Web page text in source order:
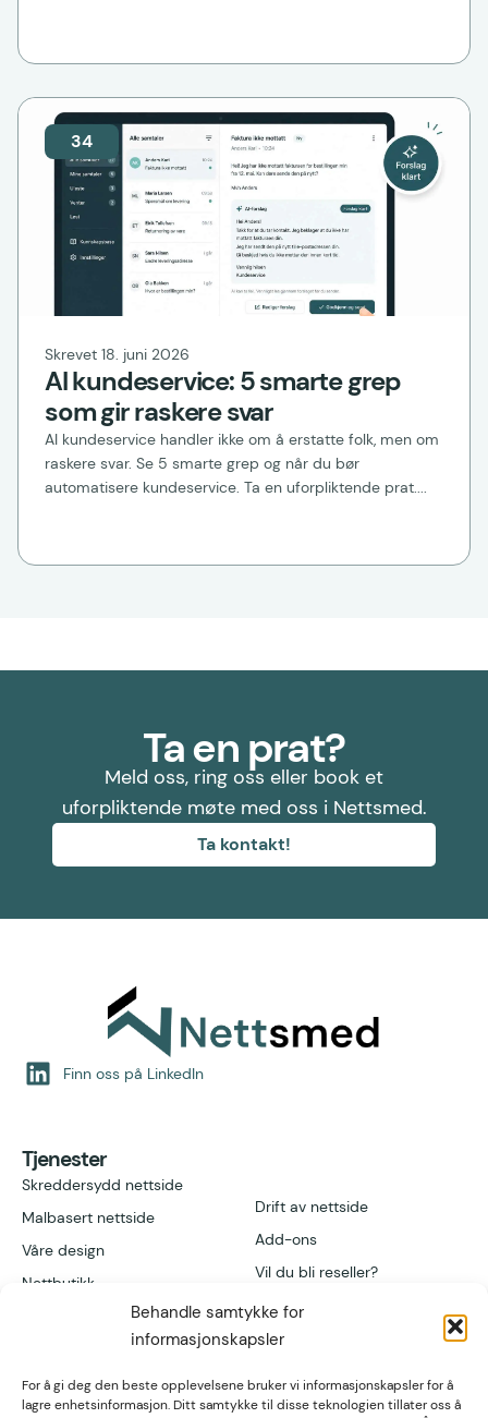
Behandle samtykke for
informasjonskapsler
For å gi deg den beste opplevelsene bruker vi informasjonskapsler for å
lagre enhetsinformasjon. Ditt samtykke til disse teknologien tillater oss å
34
Skrevet 18. juni 2026
AI kundeservice: 5 smarte grep
som gir raskere svar
AI kundeservice handler ikke om å erstatte folk, men om
raskere svar. Se 5 smarte grep og når du bør
automatisere kundeservice. Ta en uforpliktende prat....
Ta en prat?
Meld oss, ring oss eller book et
uforpliktende møte med oss i Nettsmed.
Ta kontakt!
Finn oss på LinkedIn
Tjenester
Skreddersydd nettside
Malbasert nettside
Våre design
Nettbutikk
Drift av nettside
Add-ons
Vil du bli reseller?
Referanser
Artikler
Kontakt
Høgvollvegen 51A,
2312 Ottestad
post@nettsmed.no